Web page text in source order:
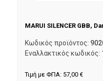
MARUI SILENCER GBB,
Κωδικός προϊόντος:
Εναλλακτικός κωδικός:
Τιμή με ΦΠΑ: 57,00 €